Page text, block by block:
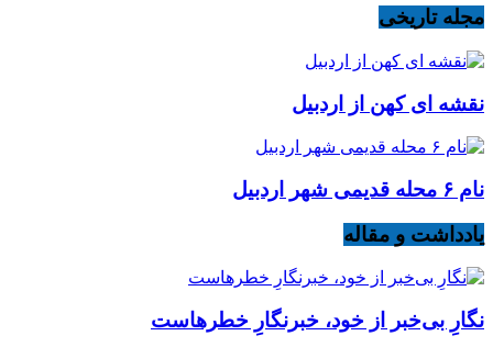
مجله تاریخی
نقشه ای کهن از اردبیل
نام ۶ محله قدیمی شهر اردبیل
یادداشت و مقاله
نگارِ بی‌خبر از خود، خبرنگارِ خطرهاست